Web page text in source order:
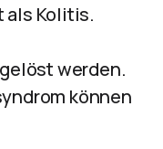
als Kolitis.
werden.
können